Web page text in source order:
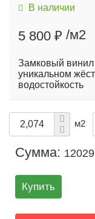
В наличии
5 800 ₽ /м2
Замковый винил
уникальном
водостойкость
м2
Сумма:
Купить